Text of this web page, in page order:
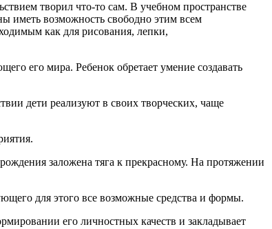
творил что-то сам. В учебном пространстве
иметь возможность свободно этим всем
как для рисования, лепки,
его мира. Ребенок обретает умение создавать
дети реализуют в своих творческих, чаще
заложена тяга к прекрасному. На протяжении
для этого все возможные средства и формы.
его личностных качеств и закладывает